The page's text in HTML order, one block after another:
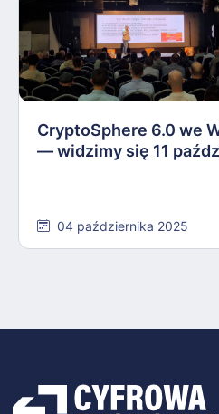
CryptoSphere 6.0 we
— widzimy się 11
04 października 2025